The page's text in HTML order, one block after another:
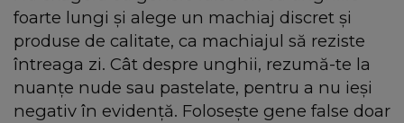
foarte lungi și alege un machiaj discret și
produse de calitate, ca machiajul să reziste
întreaga zi. Cât despre unghii, rezumă-te la
nuanțe nude sau pastelate, pentru a nu ieși
negativ în evidență. Folosește gene false doar